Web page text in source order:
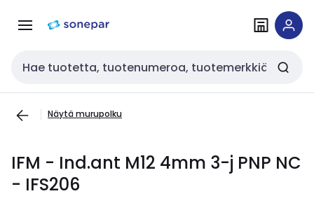
navigointiinsisältöön
Haku
Näytä murupolku
IFM - Ind.ant M12 4mm 3-j PNP NC
- IFS206